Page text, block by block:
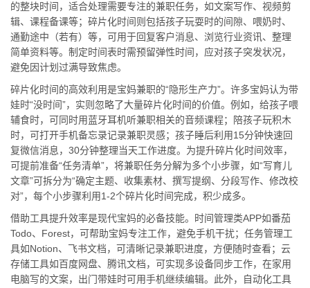
的整块时间，适合处理需要专注的兼职任务，如文案写作、视频剪
辑、课程备课等；碎片化时间则包括孩子玩耍时的间隙、喂奶时、
通勤途中（若有）等，可用于回复客户消息、浏览行业资讯、整理
简单资料等。制定时间表时需预留弹性时间，应对孩子突发状况，
避免因计划过满导致焦虑。
碎片化时间的高效利用是宝妈兼职的“隐形生产力”。许多宝妈认为带
娃时“没时间”，实则忽略了大量碎片化时间的价值。例如，给孩子喂
辅食时，可同时用蓝牙耳机听兼职相关的音频课程；陪孩子玩积木
时，可打开手机备忘录记录兼职灵感；孩子睡后利用15分钟快速回
复微信消息，30分钟整理当天工作进度。为提升碎片化时间效率，
可提前准备“任务清单”，将兼职任务分解为多个小步骤，如“写育儿
文章”可拆分为“确定主题、收集素材、撰写提纲、分段写作、修改校
对”，每个小步骤利用1-2个碎片化时间完成，积少成多。
借助工具提升效率是现代宝妈的必备技能。时间管理类APP如番茄
Todo、Forest，可帮助宝妈专注工作，避免手机干扰；任务管理工
具如Notion、飞书文档，可清晰记录兼职进度，方便随时查看；云
存储工具如百度网盘、腾讯文档，可实现多设备同步工作，在家用
电脑写的文案，出门带娃时可用手机继续编辑。此外，自动化工具